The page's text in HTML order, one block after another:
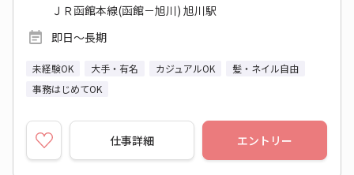
ＪＲ函館本線(函館－旭川) 旭川駅
即日～長期
未経験OK 大手・有名 カジュアルOK
髪・ネイル自由
事務はじめてOK
仕事詳細 エントリー